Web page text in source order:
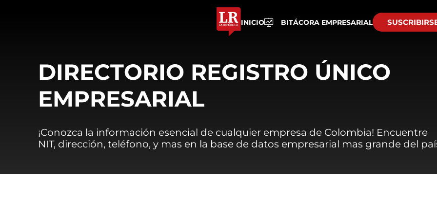
INICIO BITÁCORA EMPRESARIAL
DIRECTORIO REGISTRO ÚNICO
EMPRESARIAL
¡Conozca la información esencial de cualquier empresa de Colombia! Encuentre
NIT, dirección, teléfono, y mas en la base de datos empresarial mas grande del